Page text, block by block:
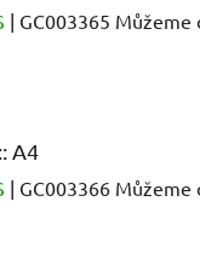
| GC003365 Můžeme
A4
| GC003366 Můžeme